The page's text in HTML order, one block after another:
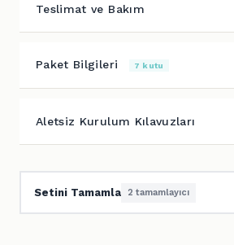
Teslimat ve Bakım
Paket Bilgileri 7 kutu
Aletsiz Kurulum Kılavuzları
Setini Tamamla 2 tamamlayıcı